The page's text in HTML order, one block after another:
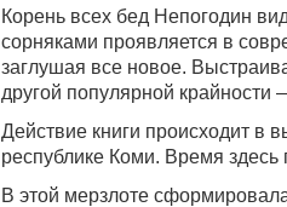
Корень всех бед Непогодин
сорняками проявляется в
заглушая все новое.
другой популярной крайности
Действие книги происходит в
республике Коми. Время здесь
В этой мерзлоте